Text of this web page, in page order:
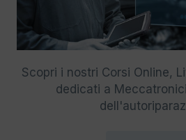
Scopri i nostri Corsi Online,
dedicati a